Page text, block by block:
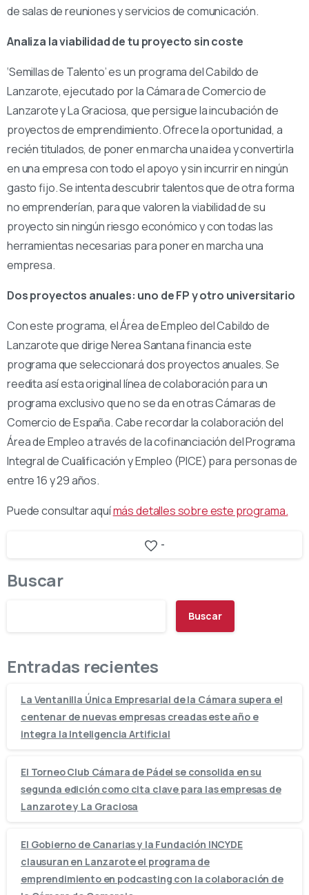
de salas de reuniones y servicios de comunicación.
Analiza la viabilidad de tu proyecto sin coste
‘Semillas de Talento’ es un programa del Cabildo de
Lanzarote, ejecutado por la Cámara de Comercio de
Lanzarote y La Graciosa, que persigue la incubación de
proyectos de emprendimiento. Ofrece la oportunidad, a
recién titulados, de poner en marcha una idea y convertirla
en una empresa con todo el apoyo y sin incurrir en ningún
gasto fijo. Se intenta descubrir talentos que de otra forma
no emprenderían, para que valoren la viabilidad de su
proyecto sin ningún riesgo económico y con todas las
herramientas necesarias para poner en marcha una
empresa.
Dos proyectos anuales: uno de FP y otro universitario
Con este programa, el Área de Empleo del Cabildo de
Lanzarote que dirige Nerea Santana financia este
programa que seleccionará dos proyectos anuales. Se
reedita así esta original línea de colaboración para un
programa exclusivo que no se da en otras Cámaras de
Comercio de España. Cabe recordar la colaboración del
Área de Empleo a través de la cofinanciación del Programa
Integral de Cualificación y Empleo (PICE) para personas de
entre 16 y 29 años.
Puede consultar aquímás detalles sobre este programa.
-
Buscar
Buscar
Entradas recientes
La Ventanilla Única Empresarial de la Cámara supera el
centenar de nuevas empresas creadas este año e
integra la Inteligencia Artificial
El Torneo Club Cámara de Pádel se consolida en su
segunda edición como cita clave para las empresas de
Lanzarote y La Graciosa
El Gobierno de Canarias y la Fundación INCYDE
clausuran en Lanzarote el programa de
emprendimiento en podcasting con la colaboración de